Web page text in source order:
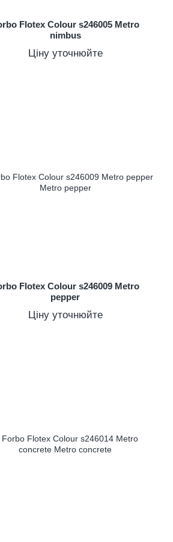
Flotex Colour s246005 Metro
nimbus
Ціну уточнюйте
Flotex Colour s246009 Metro
pepper
Ціну уточнюйте